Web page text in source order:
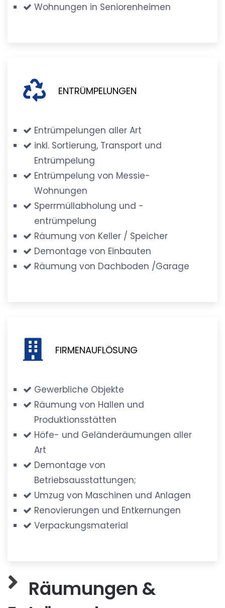
Wohnungen in Seniorenheimen
ENTRÜMPELUNGEN
Entrümpelungen aller Art
inkl. Sortierung, Transport und
Entrümpelung
Entrümpelung von Messie-
Wohnungen
Sperrmüllabholung und -
entrümpelung
Räumung von Keller / Speicher
Demontage von Einbauten
Räumung von Dachboden /Garage
FIRMENAUFLÖSUNG
Gewerbliche Objekte
Räumung von Hallen und
Produktionsstätten
Höfe- und Geländeräumungen aller
Art
Demontage von
Betriebsausstattungen;
Umzug von Maschinen und Anlagen
Renovierungen und Entkernungen
Verpackungsmaterial
Räumungen &